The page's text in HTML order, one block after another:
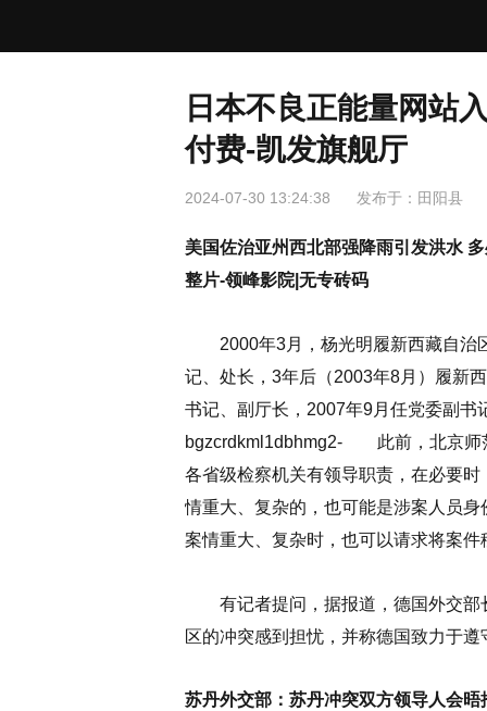
日本不良正能量网站
付费-凯发旗舰厅
2024-07-30 13:24:38 发布于： 田阳县
美国佐治亚州西北部强降雨引发洪水
整片-领峰影院|无专砖码
2000年3月，杨光明履新西藏自治
记、处长，3年后（2003年8月）履新
书记、副厅长，2007年9月任党委副书
bgzcrdkml1dbhmg2- 此前，北京师
各省级检察机关有领导职责，在必要
情重大、复杂的，也可能是涉案人员
案情重大、复杂时，也可以请求将案件
有记者提问，据报道，德国外交部
区的冲突感到担忧，并称德国致力于
苏丹外交部：苏丹冲突双方领导人会